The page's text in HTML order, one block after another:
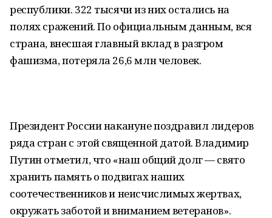
республики. 322 тысячи из них остались на
полях сражений. По официальным данным, вся
страна, внесшая главный вклад в разгром
фашизма, потеряла 26,6 млн человек.
Президент России накануне поздравил лидеров
ряда стран с этой священной датой. Владимир
Путин отметил, что «наш общий долг — свято
хранить память о подвигах наших
соотечественников и неисчислимых жертвах,
окружать заботой и вниманием ветеранов».